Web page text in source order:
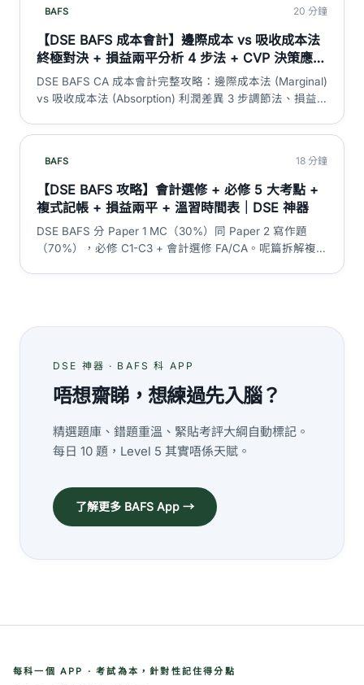
BAFS 20 分鐘
【DSE BAFS 成本會計】邊際成本 vs 吸收成本法
終極對決 + 損益兩平分析 4 步法 + CVP 決策應用
+ 存貨利潤調節表｜DSE 神器
DSE BAFS CA 成本會計完整攻略：邊際成本法 (Marginal)
vs 吸收成本法 (Absorption) 利潤差異 3 步調節法、損益
本-數量-利潤 (CVP) 決策應用（自製vs外購／特別訂單／
BAFS 18 分鐘
【DSE BAFS 攻略】會計選修 + 必修 5 大考點 +
複式記帳 + 損益兩平 + 溫習時間表｜DSE 神器
DSE BAFS 分 Paper 1 MC（30%）同 Paper 2 寫作題
（70%），必修 C1-C3 + 會計選修 FA/CA。呢篇拆解複式
DSE 神器 · BAFS 科 APP
唔想齋睇，想練過先入腦？
精選題庫、錯題重溫、緊貼考評大綱自動標記。
每日 10 題，Level 5 其實唔係天賦。
了解更多 BAFS App →
每科一個 APP · 考試為本，針對性記住得分點